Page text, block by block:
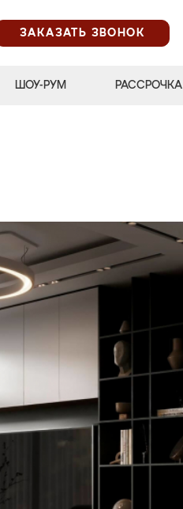
ЗАКАЗАТЬ ЗВОНОК
ШОУ-РУМ РАССРОЧКА